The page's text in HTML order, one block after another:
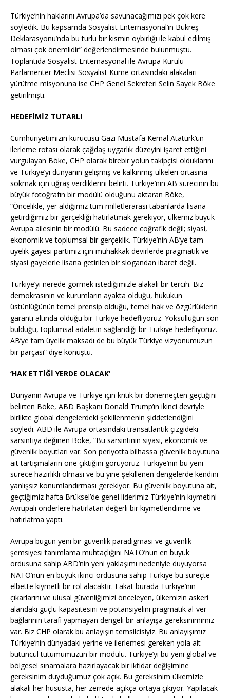
Türkiye’nin haklarını Avrupa’da savunacağımızı pek çok kere
söyledik. Bu kapsamda Sosyalist Enternasyonal’in Bükreş
Deklarasyonu’nda bu türlü bir kısmın oybirliği ile kabul edilmiş
olması çok önemlidir” değerlendirmesinde bulunmuştu.
Toplantıda Sosyalist Enternasyonal ile Avrupa Kurulu
Parlamenter Meclisi Sosyalist Küme ortasındaki alakaları
yürütme misyonuna ise CHP Genel Sekreteri Selin Sayek Böke
getirilmişti.
HEDEFİMİZ TUTARLI
Cumhuriyetimizin kurucusu Gazi Mustafa Kemal Atatürk’ün
ilerleme rotası olarak çağdaş uygarlık düzeyini işaret ettiğini
vurgulayan Böke, CHP olarak birebir yolun takipçisi olduklarını
ve Türkiye’yi dünyanın gelişmiş ve kalkınmış ülkeleri ortasına
sokmak için uğraş verdiklerini belirti. Türkiye’nin AB sürecinin bu
büyük fotoğrafın bir modülü olduğunu aktaran Böke,
“Öncelikle, yer aldığımız tüm milletlerarası tabanlarda lisana
getirdiğimiz bir gerçekliği hatırlatmak gerekiyor, ülkemiz büyük
Avrupa ailesinin bir modülü. Bu sadece coğrafik değil; siyasi,
ekonomik ve toplumsal bir gerçeklik. Türkiye’nin AB’ye tam
üyelik gayesi partimiz için muhakkak devirlerde pragmatik ve
siyasi gayelerle lisana getirilen bir slogandan ibaret değil.
Türkiye’yi nerede görmek istediğimizle alakalı bir tercih. Biz
demokrasinin ve kurumların ayakta olduğu, hukukun
üstünlüğünün temel prensip olduğu, temel hak ve özgürlüklerin
garanti altında olduğu bir Türkiye hedefliyoruz. Yoksulluğun son
bulduğu, toplumsal adaletin sağlandığı bir Türkiye hedefliyoruz.
AB’ye tam üyelik maksadı de bu büyük Türkiye vizyonumuzun
bir parçası” diye konuştu.
‘HAK ETTİĞİ YERDE OLACAK’
Dünyanın Avrupa ve Türkiye için kritik bir dönemeçten geçtiğini
belirten Böke, ABD Başkanı Donald Trump’ın ikinci devriyle
birlikte global dengelerdeki şekillenmenin şiddetlendiğini
söyledi. ABD ile Avrupa ortasındaki transatlantik çizgideki
sarsıntıya değinen Böke, “Bu sarsıntının siyasi, ekonomik ve
güvenlik boyutları var. Son periyotta bilhassa güvenlik boyutuna
ait tartışmaların öne çıktığını görüyoruz. Türkiye’nin bu yeni
sürece hazırlıklı olması ve bu yine şekillenen dengelerde kendini
yanlışsız konumlandırması gerekiyor. Bu güvenlik boyutuna ait,
geçtiğimiz hafta Brüksel’de genel liderimiz Türkiye’nin kıymetini
Avrupalı önderlere hatırlatan değerli bir kıymetlendirme ve
hatırlatma yaptı.
Avrupa bugün yeni bir güvenlik paradigması ve güvenlik
şemsiyesi tanımlama muhtaçlığını NATO’nun en büyük
ordusuna sahip ABD’nin yeni yaklaşımı nedeniyle duyuyorsa
NATO’nun en büyük ikinci ordusuna sahip Türkiye bu süreçte
elbette kıymetli bir rol alacaktır. Fakat burada Türkiye’nin
çıkarlarını ve ulusal güvenliğimizi önceleyen, ülkemizin askeri
alandaki güçlü kapasitesini ve potansiyelini pragmatik al-ver
bağlarının tarafı yapmayan dengeli bir anlayışa gereksinimimiz
var. Biz CHP olarak bu anlayışın temsilcisiyiz. Bu anlayışımız
Türkiye’nin dünyadaki yerine ve ilerlemesi gereken yola ait
bütüncül tutumumuzun bir modülü. Türkiye’yi bu yeni global ve
bölgesel sınamalara hazırlayacak bir iktidar değişimine
gereksinim duyduğumuz çok açık. Bu gereksinim ülkemizle
alakalı her hususta, her zerrede açıkça ortaya çıkıyor. Yapılacak